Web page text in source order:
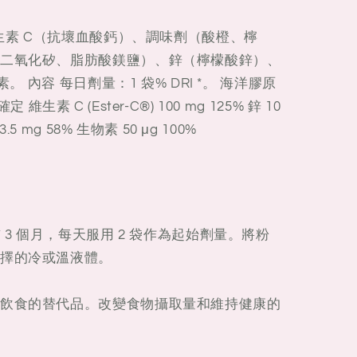
C（抗壞血酸鈣）、調味劑（酸橙、檸
氧化矽、脂肪酸鎂鹽）、鋅（檸檬酸鋅）、
。 內容 每日劑量：1 袋% DRI *。 海洋膠原
維生素 C (Ester-C®) 100 mg 125% 鋅 10
mg 58% 生物素 50 μg 100%
個月，每天服用 2 袋作為起始劑量。將粉
的冷或溫液體。
食的替代品。改變食物攝取量和維持健康的